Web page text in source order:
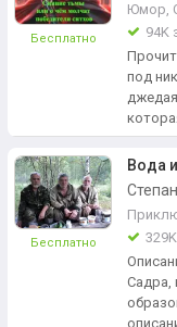
Бесплатно
Юмор,
94K
под
Бесплатно
Вода
Садра,